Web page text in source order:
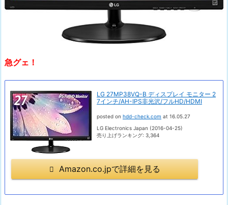
急グェ！
LG 27MP38VQ-B ディスプレイ モニター 2
7インチ/AH-IPS非光沢/フルHD/HDMI
posted on hdd-check.com at 16.05.27
LG Electronics Japan (2016-04-25)
売り上げランキング: 3,364
Amazon.co.jpで詳細を見る